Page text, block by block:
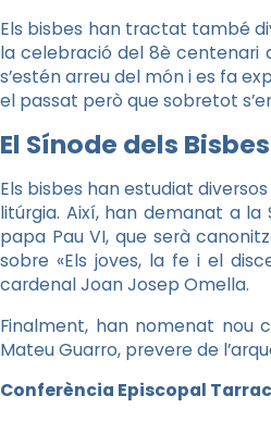
Els bisbes han tractat també
la celebració del 8è centenari
s’estén arreu del món i es fa
el passat però que sobretot
El Sínode dels
Els bisbes han estudiat
litúrgia. Així, han demanat a
papa Pau VI, que serà
sobre «Els joves, la fe i el
cardenal Joan Josep Omella.
Finalment, han nomenat nou
Mateu Guarro, prevere de
Conferència Episcopal